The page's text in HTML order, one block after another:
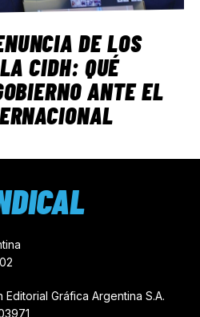
DE LOS
CIDH: QUÉ
ANTE EL
Editorial Gráfica Argentina S.A.